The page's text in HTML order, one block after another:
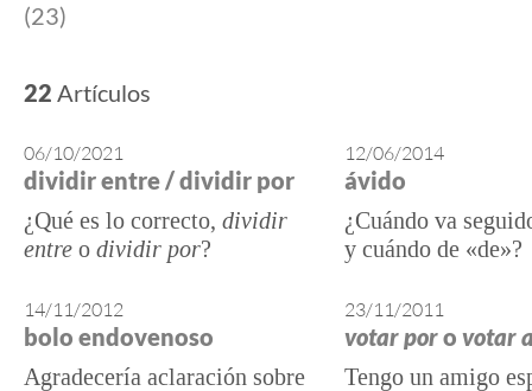
(23)
22 Artículos
06/10/2021
dividir entre / dividir por
¿Qué es lo correcto, dividir
entre o dividir por?
12/06/2014
ávido
¿Cuándo va
y cuándo de «de»?
14/11/2012
bolo endovenoso
Agradecería aclaración sobre
23/11/2011
votar poro votar
Tengo un amigo